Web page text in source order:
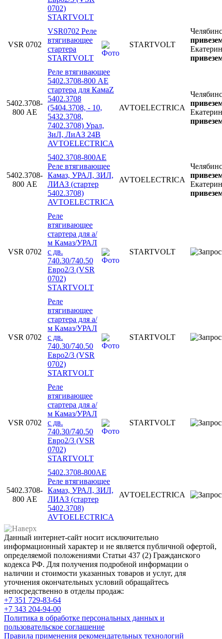
0702)
STARTVOLT
VSR 0702
VSR0702 Реле
втягивающее
стартера
STARTVOLT
STARTVOLT
5402.3708-
800 АЕ
Реле втягивающее
5402.3708-800 АЕ
стартера для КамаZ
5402.3708
(5404.3708, - 10,
5432.3708,
7402.3708) Урал,
ЗиЛ, ЛиАЗ 24В
AVTOELECTRICA
AVTOELECTRICA
5402.3708-
800 АЕ
5402.3708-800АЕ
Реле втягивающее
Камаз, УРАЛ, ЗИЛ,
ЛИАЗ (стартер
5402.3708)
AVTOELECTRICA
AVTOELECTRICA
VSR 0702
Реле
втягивающее
стартера для а/
м Камаз/УРАЛ
с дв.
740.30/740.50
Евро2/3 (VSR
0702)
STARTVOLT
STARTVOLT
VSR 0702
Реле
втягивающее
стартера для а/
м Камаз/УРАЛ
с дв.
740.30/740.50
Евро2/3 (VSR
0702)
STARTVOLT
STARTVOLT
VSR 0702
Реле
втягивающее
стартера для а/
м Камаз/УРАЛ
с дв.
740.30/740.50
Евро2/3 (VSR
0702)
STARTVOLT
STARTVOLT
5402.3708-
800 АЕ
5402.3708-800АЕ
Реле втягивающее
Камаз, УРАЛ, ЗИЛ,
ЛИАЗ (стартер
5402.3708)
AVTOELECTRICA
AVTOELECTRICA
Данный интернет-сайт носит исключительно
информационный характер и не является публичной офертой,
определяемой положениями Статьи 437 (2) Гражданского
кодекса РФ. Для получения подробной информации о
наличии и стоимости указанных товаров и услуг, для
уточнения окончательных условий обращайтесь
непосредственно в отделы продаж:
+7 351 729-83-64
+7 343 204-94-00
Политика в обработке персональных данных и
пользовательское соглашение
Правила применения рекомендательных технологий